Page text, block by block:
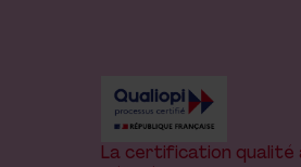
La certification qualité